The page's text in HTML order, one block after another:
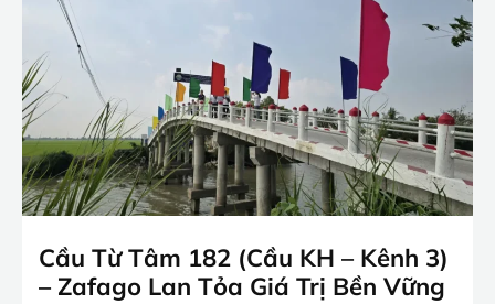
Cầu Từ Tâm 182 (Cầu KH – Kênh 3)
– Zafago Lan Tỏa Giá Trị Bền Vững